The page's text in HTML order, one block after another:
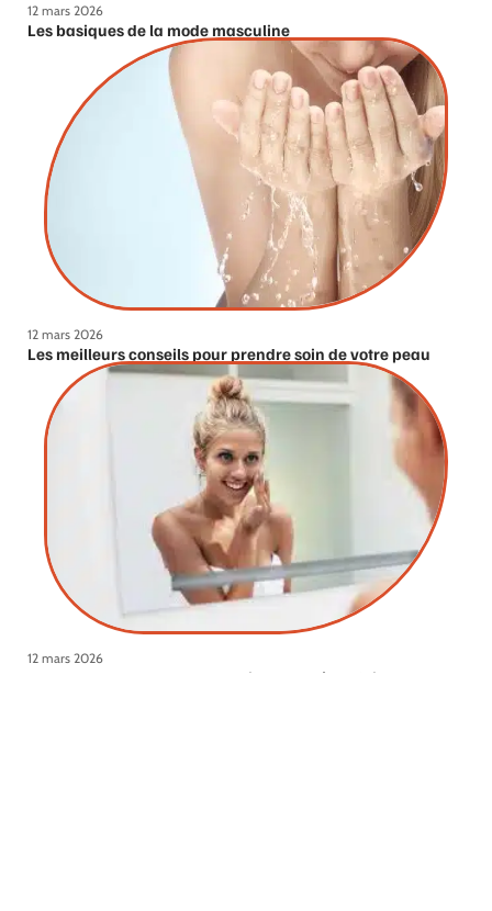
12 mars 2026
Les basiques de la mode masculine
12 mars 2026
Les meilleurs conseils pour prendre soin de votre peau
12 mars 2026
Les bons gestes pour une routine beauté parfaite